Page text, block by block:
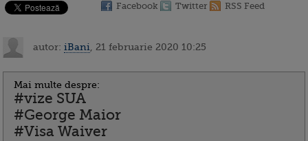
Facebook Twitter RSS Feed
autor: iBani , 21 februarie 2020 10:25
Mai multe despre:
#vize SUA
#George Maior
#Visa Waiver